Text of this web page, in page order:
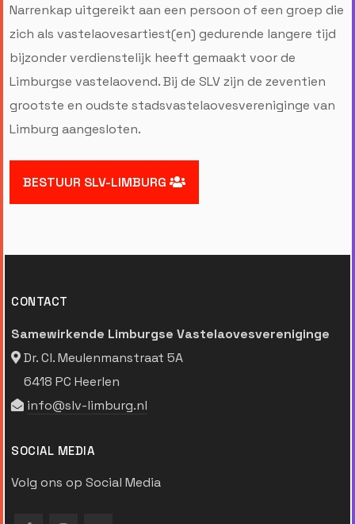
Narrenkap uitgereikt aan een persoon of een groep die
zich als vastelaovesartiest(en) gedurende langere tijd
bijzonder verdienstelijk heeft gemaakt voor de
Limburgse vastelaovend. Bij de SLV zijn de zeventien
grootste en oudste stadsvastelaovesvereniginge van
Limburg aangesloten.
BESTUUR SLV-LIMBURG
CONTACT
Samewirkende Limburgse Vastelaovesvereniginge
Dr. Cl. Meulenmanstraat 5A
6418 PC Heerlen
info@slv-limburg.nl
SOCIAL MEDIA
Volg ons op Social Media